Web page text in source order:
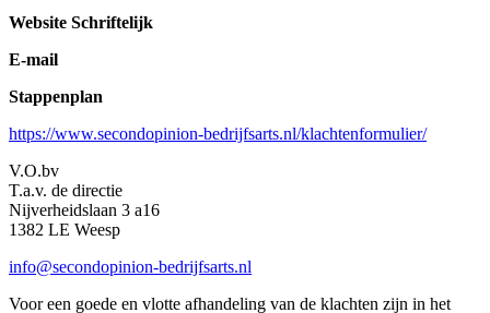
Website Schriftelijk
E-mail
Stappenplan
https://www.secondopinion-bedrijfsarts.nl/klachtenformulier/
V.O.bv
T.a.v. de directie
Nijverheidslaan 3 a16
1382 LE Weesp
info@secondopinion-bedrijfsarts.nl
Voor een goede en vlotte afhandeling van de klachten zijn in het